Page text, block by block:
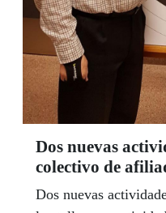
Dos nuevas
colectivo de
Dos nuevas